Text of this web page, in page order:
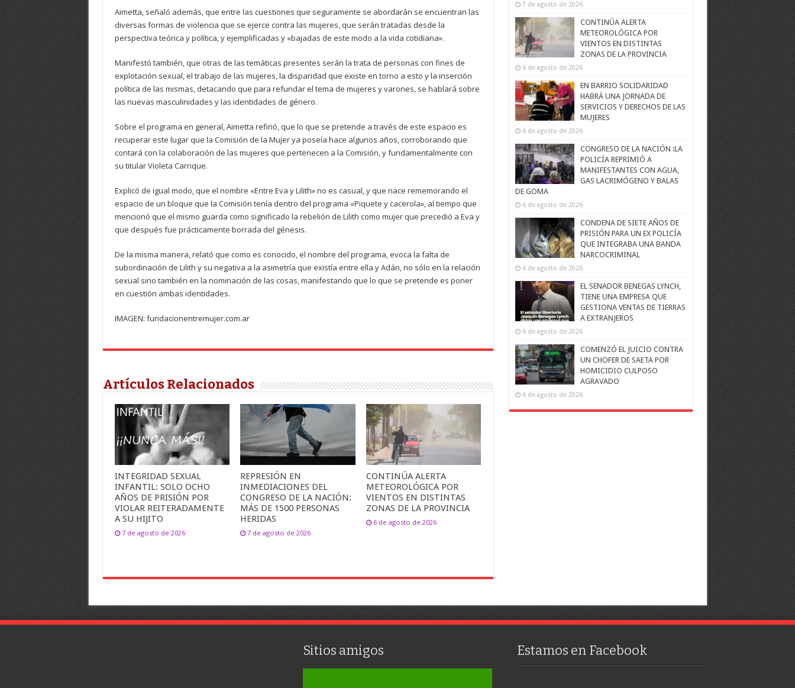
Aimetta, señaló además, que entre las cuestiones que seguramente se abordarán se encuentran las
diversas formas de violencia que se ejerce contra las mujeres, que serán tratadas desde la
perspectiva teórica y política, y ejemplificadas y «bajadas de este modo a la vida cotidiana».
Manifestó también, que otras de las temáticas presentes serán la trata de personas con fines de
explotación sexual, el trabajo de las mujeres, la disparidad que existe en torno a esto y la inserción
política de las mismas, detacando que para refundar el tema de mujeres y varones, se hablará sobre
las nuevas masculinidades y las identidades de género.
Sobre el programa en general, Aimetta refirió, que lo que se pretende a través de este espacio es
recuperar este lugar que la Comisión de la Mujer ya poseía hace algunos años, corroborando que
contará con la colaboración de las mujeres que pertenecen a la Comisión, y fundamentalmente con
su titular Violeta Carrique.
Explicó de igual modo, que el nombre «Entre Eva y Lilith» no es casual, y que nace rememorando el
espacio de un bloque que la Comisión tenía dentro del programa «Piquete y cacerola», al tiempo que
mencionó que el mismo guarda como significado la rebelión de Lilith como mujer que precedió a Eva y
que después fue prácticamente borrada del génesis.
De la misma manera, relató que como es conocido, el nombre del programa, evoca la falta de
subordinación de Lilith y su negativa a la asimetría que existía entre ella y Adán, no sólo en la relación
sexual sino también en la nominación de las cosas, manifestando que lo que se pretende es poner
en cuestión ambas identidades.
IMAGEN: fundacionentremujer.com.ar
Artículos Relacionados
INTEGRIDAD SEXUAL
INFANTIL: SOLO OCHO
AÑOS DE PRISIÓN POR
VIOLAR REITERADAMENTE
A SU HIJITO
7 de agosto de 2026
REPRESIÓN EN
INMEDIACIONES DEL
CONGRESO DE LA NACIÓN:
MÁS DE 1500 PERSONAS
HERIDAS
7 de agosto de 2026
CONTINÚA ALERTA
METEOROLÓGICA POR
VIENTOS EN DISTINTAS
ZONAS DE LA PROVINCIA
6 de agosto de 2026
7 de agosto de 2026
CONTINÚA ALERTA
METEOROLÓGICA POR
VIENTOS EN DISTINTAS
ZONAS DE LA PROVINCIA
6 de agosto de 2026
EN BARRIO SOLIDARIDAD
HABRÁ UNA JORNADA DE
SERVICIOS Y DERECHOS DE LAS
MUJERES
6 de agosto de 2026
CONGRESO DE LA NACIÓN :LA
POLICÍA REPRIMIÓ A
MANIFESTANTES CON AGUA,
GAS LACRIMÓGENO Y BALAS
DE GOMA
6 de agosto de 2026
CONDENA DE SIETE AÑOS DE
PRISIÓN PARA UN EX POLICÍA
QUE INTEGRABA UNA BANDA
NARCOCRIMINAL
6 de agosto de 2026
EL SENADOR BENEGAS LYNCH,
TIENE UNA EMPRESA QUE
GESTIONA VENTAS DE TIERRAS
A EXTRANJEROS
6 de agosto de 2026
COMENZÓ EL JUICIO CONTRA
UN CHOFER DE SAETA POR
HOMICIDIO CULPOSO
AGRAVADO
6 de agosto de 2026
Sitios amigos Estamos en Facebook